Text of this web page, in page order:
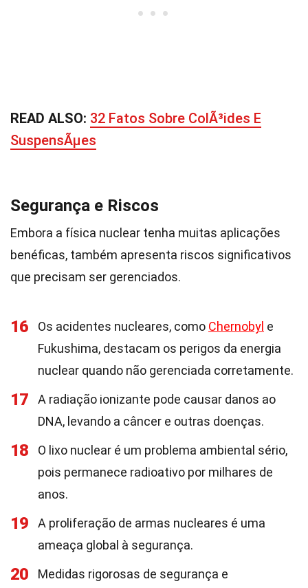
READ ALSO: 32 Fatos Sobre ColÃ³ides E
SuspensÃµes
Segurança e Riscos
Embora a física nuclear tenha muitas aplicações
benéficas, também apresenta riscos significativos
que precisam ser gerenciados.
16 Os acidentes nucleares, como Chernobyl e
Fukushima, destacam os perigos da energia
nuclear quando não gerenciada corretamente.
17
A radiação ionizante pode causar danos ao
DNA, levando a câncer e outras doenças.
18
O lixo nuclear é um problema ambiental sério,
pois permanece radioativo por milhares de
anos.
19
A proliferação de armas nucleares é uma
ameaça global à segurança.
20
Medidas rigorosas de segurança e